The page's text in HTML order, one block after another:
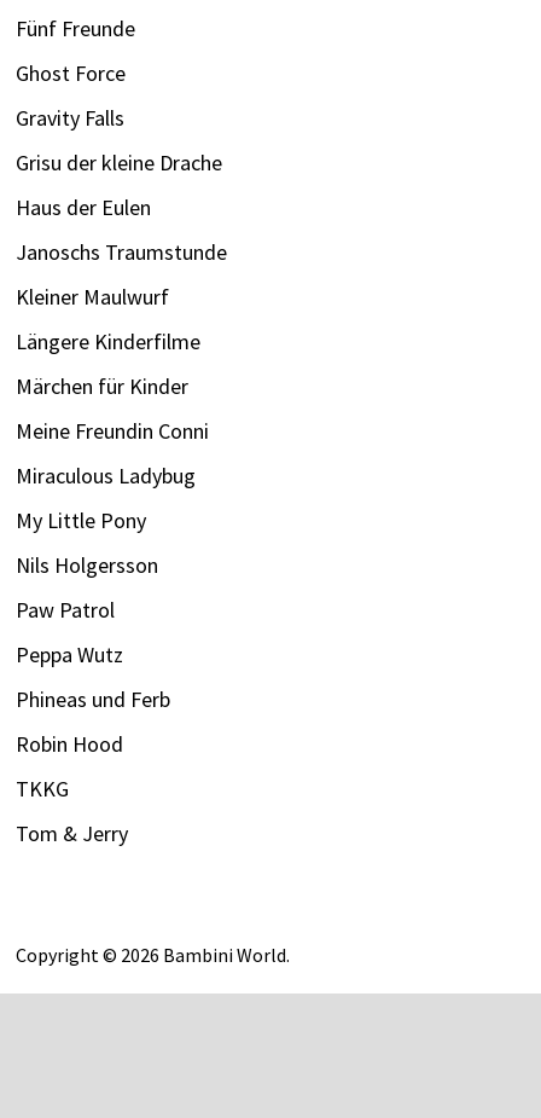
Fünf Freunde
Ghost Force
Gravity Falls
Grisu der kleine Drache
Haus der Eulen
Janoschs Traumstunde
Kleiner Maulwurf
Längere Kinderfilme
Märchen für Kinder
Meine Freundin Conni
Miraculous Ladybug
My Little Pony
Nils Holgersson
Paw Patrol
Peppa Wutz
Phineas und Ferb
Robin Hood
TKKG
Tom & Jerry
Copyright © 2026 Bambini World.